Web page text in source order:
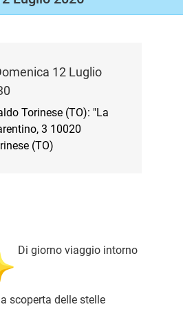
12 Luglio
Torinese (TO): "La
3 10020
(TO)
Di giorno viaggio intorno
scoperta delle stelle